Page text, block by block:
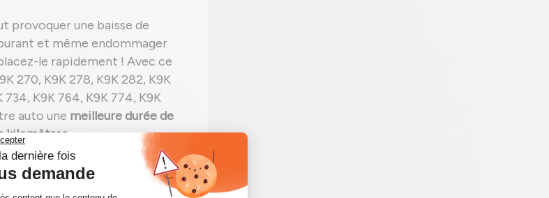
provoquer une baisse de
et même endommager
le rapidement ! Avec ce
270, K9K 278, K9K 282, K9K
734, K9K 764, K9K 774, K9K
auto une meilleure durée de
kilomètres.
CV 5439 988 0070